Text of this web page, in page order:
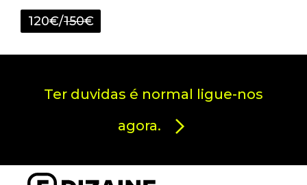
120€/150€
Ter duvidas é normal ligue-nos
agora.